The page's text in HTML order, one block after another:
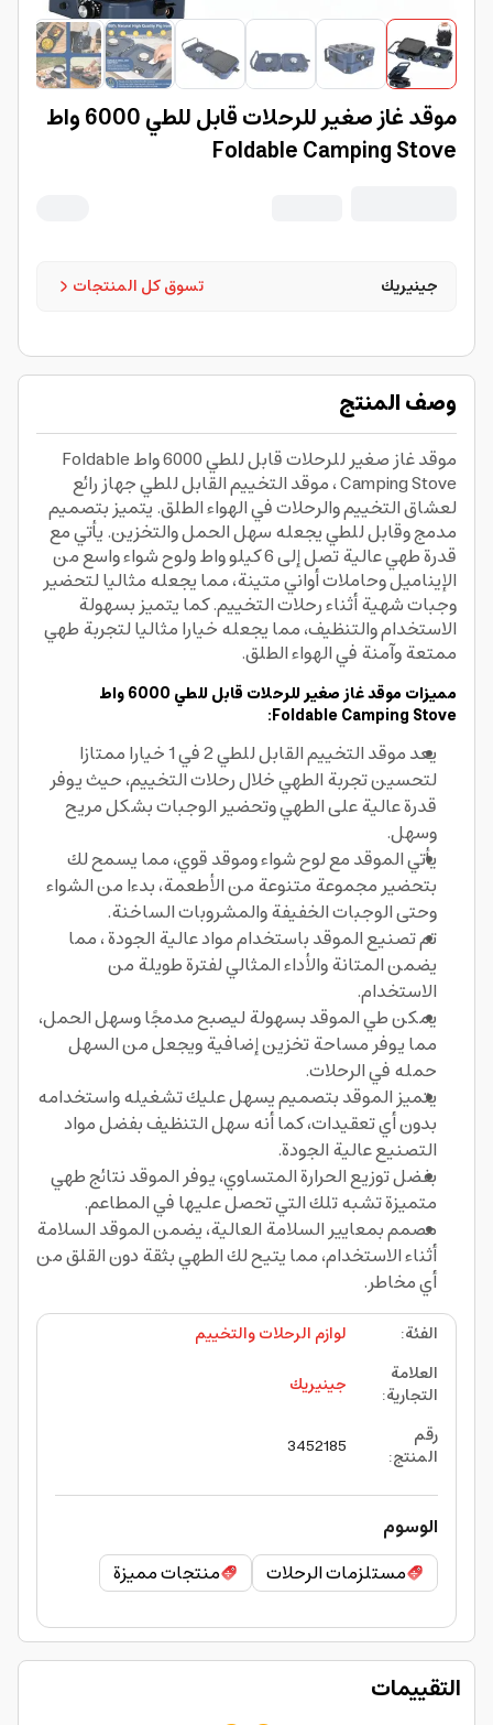
موقد غاز صغير للرحلات قابل للطي 6000 واط
Foldable Camping Stove
تسوق كل المنتجات جينيريك
وصف المنتج
موقد غاز صغير للرحلات قابل للطي 6000 واط Foldable
Camping Stove ، موقد التخييم القابل للطي جهاز رائع
لعشاق التخييم والرحلات في الهواء الطلق. يتميز بتصميم
مدمج وقابل للطي يجعله سهل الحمل والتخزين. يأتي مع
قدرة طهي عالية تصل إلى 6 كيلو واط ولوح شواء واسع من
الإيناميل وحاملات أواني متينة، مما يجعله مثاليا لتحضير
وجبات شهية أثناء رحلات التخييم. كما يتميز بسهولة
الاستخدام والتنظيف، مما يجعله خيارا مثاليا لتجربة طهي
ممتعة وآمنة في الهواء الطلق.
مميزات موقد غاز صغير للرحلات قابل للطي 6000 واط
Foldable Camping Stove:
يعد موقد التخييم القابل للطي 2 في 1 خيارا ممتازا
لتحسين تجربة الطهي خلال رحلات التخييم، حيث يوفر
قدرة عالية على الطهي وتحضير الوجبات بشكل مريح
وسهل.
يأتي الموقد مع لوح شواء وموقد قوي، مما يسمح لك
بتحضير مجموعة متنوعة من الأطعمة، بدءا من الشواء
وحتى الوجبات الخفيفة والمشروبات الساخنة.
تم تصنيع الموقد باستخدام مواد عالية الجودة ، مما
يضمن المتانة والأداء المثالي لفترة طويلة من
الاستخدام.
يمكن طي الموقد بسهولة ليصبح مدمجًا وسهل الحمل،
مما يوفر مساحة تخزين إضافية ويجعل من السهل
حمله في الرحلات.
يتميز الموقد بتصميم يسهل عليك تشغيله واستخدامه
بدون أي تعقيدات، كما أنه سهل التنظيف بفضل مواد
التصنيع عالية الجودة.
بفضل توزيع الحرارة المتساوي، يوفر الموقد نتائج طهي
متميزة تشبه تلك التي تحصل عليها في المطاعم.
مصمم بمعايير السلامة العالية، يضمن الموقد السلامة
أثناء الاستخدام، مما يتيح لك الطهي بثقة دون القلق من
أي مخاطر.
الفئة:
لوازم الرحلات والتخييم
العلامة
التجارية:
جينيريك
رقم
المنتج:
3452185
الوسوم
مستلزمات الرحلات
منتجات مميزة
التقييمات